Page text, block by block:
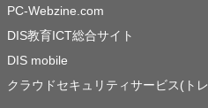
PC-Webzine.com
DIS教育ICT総合サイト
DIS mobile
クラウドセキュリティサービス(ト